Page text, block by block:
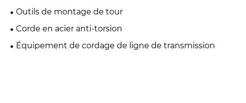
Outils de montage de tour
Corde en acier anti-torsion
Équipement de cordage de ligne de transmission